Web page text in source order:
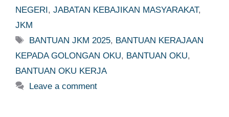
NEGERI, JABATAN KEBAJIKAN MASYARAKAT,
JKM
Tags
BANTUAN JKM 2025, BANTUAN KERAJAAN
KEPADA GOLONGAN OKU, BANTUAN OKU,
BANTUAN OKU KERJA
Leave a comment